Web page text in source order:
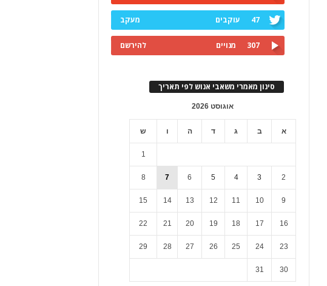
47 עוקבים מעקב
307 מנויים להירשם
סינון מאמרי משאבי אנוש לפי תאריך
אוגוסט 2026
א ב ג ד ה ו ש
1
2
3
4
5
6
7
8
9
10
11
12
13
14
15
16
17
18
19
20
21
22
23
24
25
26
27
28
29
30
31